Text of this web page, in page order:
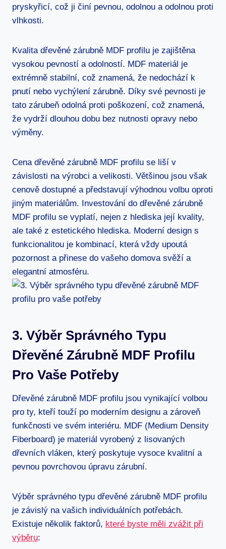
pryskyřicí, což ji činí pevnou, odolnou a odolnou proti
vlhkosti.
Kvalita dřevěné zárubně MDF profilu je zajištěna
vysokou pevností a odolností. MDF materiál je
extrémně stabilní, což znamená, že nedochází k
pnutí nebo vychýlení zárubně. Díky své pevnosti je
tato zárubeň odolná proti poškození, což znamená,
že vydrží dlouhou dobu bez nutnosti opravy nebo
výměny.
Cena dřevěné zárubně MDF profilu se liší v
závislosti na výrobci a velikosti. Většinou jsou však
cenově dostupné a představují výhodnou volbu oproti
jiným materiálům. Investování do dřevěné zárubně
MDF profilu se vyplatí, nejen z hlediska její kvality,
ale také z estetického hlediska. Moderní design s
funkcionalitou je kombinací, která vždy upoutá
pozornost a přinese do vašeho domova svěží a
elegantní atmosféru.
3. Výběr Správného Typu
Dřevěné Zárubně MDF Profilu
Pro Vaše Potřeby
Dřevěné zárubně MDF profilu jsou vynikající volbou
pro ty, kteří touží po moderním designu a zároveň
funkčnosti ve svém interiéru. MDF (Medium Density
Fiberboard) je materiál vyrobený z lisovaných
dřevních vláken, který poskytuje vysoce kvalitní a
pevnou povrchovou úpravu zárubní.
Výběr správného typu dřevěné zárubně MDF profilu
je závislý na vašich individuálních potřebách.
Existuje několik faktorů, které byste měli zvážit při
výběru: